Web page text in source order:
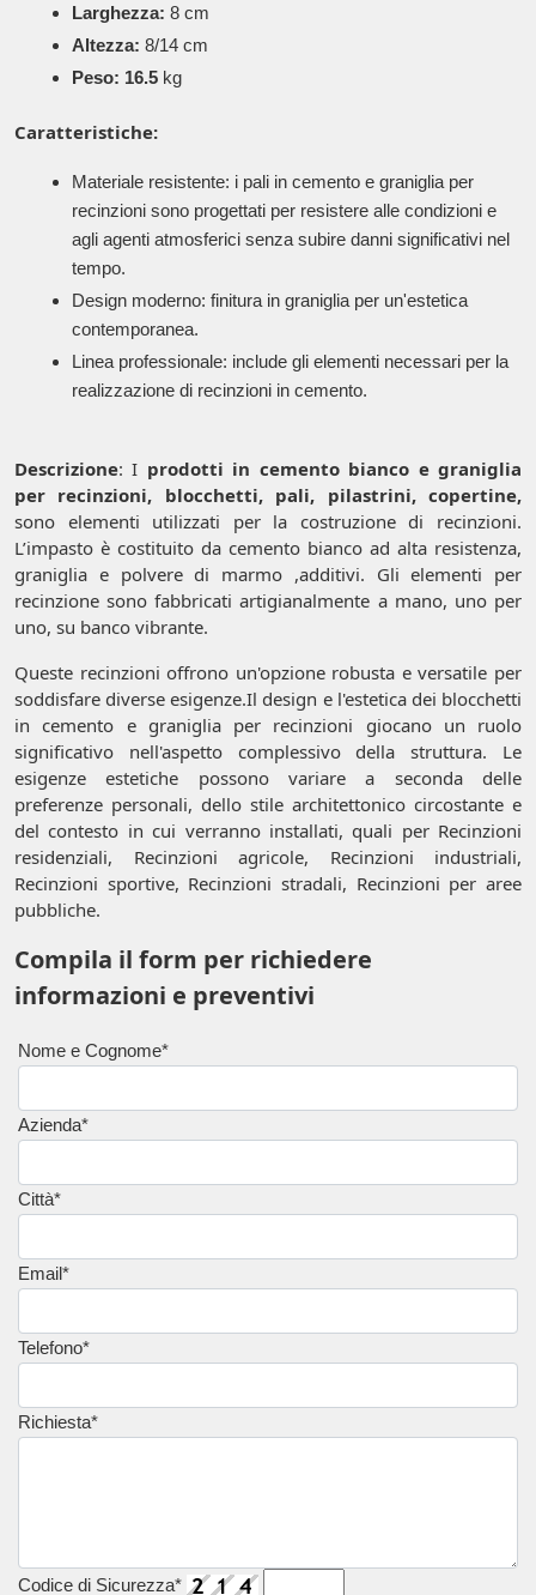
Larghezza: 8 cm
Altezza: 8/14 cm
Peso: 16.5 kg
Caratteristiche:
Materiale resistente: i pali in cemento e graniglia per
recinzioni sono progettati per resistere alle condizioni e
agli agenti atmosferici senza subire danni significativi nel
tempo.
Design moderno: finitura in graniglia per un'estetica
contemporanea.
Linea professionale: include gli elementi necessari per la
realizzazione di recinzioni in cemento.
Descrizione: I prodotti in cemento bianco e graniglia
per recinzioni, blocchetti, pali, pilastrini, copertine,
sono elementi utilizzati per la costruzione di recinzioni.
L’impasto è costituito da cemento bianco ad alta resistenza,
graniglia e polvere di marmo ,additivi. Gli elementi per
recinzione sono fabbricati artigianalmente a mano, uno per
uno, su banco vibrante.
Queste recinzioni offrono un'opzione robusta e versatile per
soddisfare diverse esigenze.Il design e l'estetica dei blocchetti
in cemento e graniglia per recinzioni giocano un ruolo
significativo nell'aspetto complessivo della struttura. Le
esigenze estetiche possono variare a seconda delle
preferenze personali, dello stile architettonico circostante e
del contesto in cui verranno installati, quali per Recinzioni
residenziali, Recinzioni agricole, Recinzioni industriali,
Recinzioni sportive, Recinzioni stradali, Recinzioni per aree
pubbliche.
Compila il form per richiedere
informazioni e preventivi
Nome e Cognome*
Azienda*
Città*
Email*
Telefono*
Richiesta*
Codice di Sicurezza*